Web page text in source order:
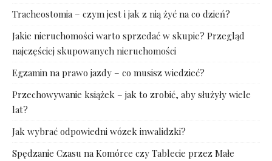
Tracheostomia – czym jest i jak z nią żyć na co dzień?
Jakie nieruchomości warto sprzedać w skupie? Przegląd
najczęściej skupowanych nieruchomości
Egzamin na prawo jazdy – co musisz wiedzieć?
Przechowywanie książek – jak to zrobić, aby służyły wiele
lat?
Jak wybrać odpowiedni wózek inwalidzki?
Spędzanie Czasu na Komórce czy Tablecie przez Małe